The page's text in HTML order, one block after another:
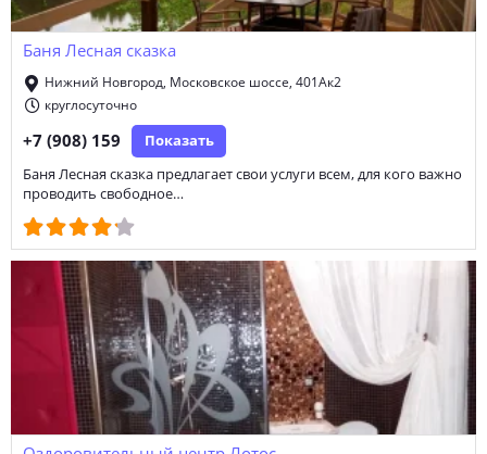
Баня Лесная сказка
Нижний Новгород, Московское шоссе, 401Ак2
круглосуточно
+7 (908) 159 Показать
Баня Лесная сказка предлагает свои услуги всем, для кого важно
проводить свободное…